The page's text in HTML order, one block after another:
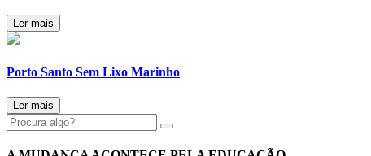
Ler mais
Porto Santo Sem Lixo Marinho
Ler mais